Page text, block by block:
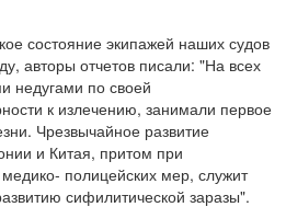
состояние экипажей наших судов
авторы отчетов писали: "На всех
недугами по своей
к излечению, занимали первое
Чрезвычайное развитие
и Китая, притом при
полицейских мер, служит
сифилитической заразы".